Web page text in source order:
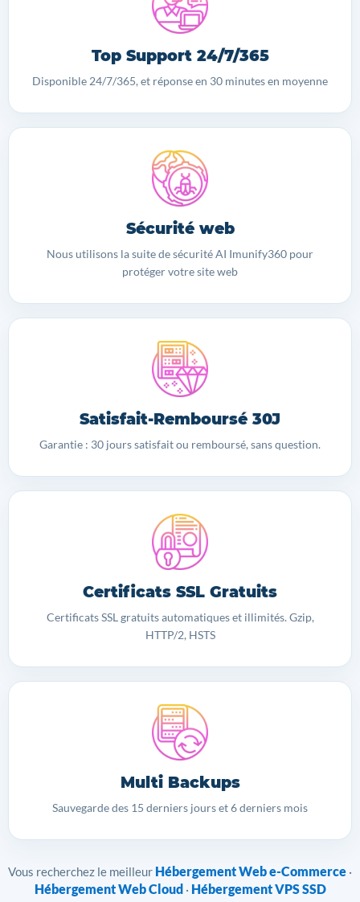
Top Support 24/7/365
Disponible 24/7/365, et réponse en 30 minutes en moyenne
Sécurité web
Nous utilisons la suite de sécurité AI Imunify360 pour
protéger votre site web
Satisfait-Remboursé 30J
Garantie : 30 jours satisfait ou remboursé, sans question.
Certificats SSL Gratuits
Certificats SSL gratuits automatiques et illimités. Gzip,
HTTP/2, HSTS
Multi Backups
Sauvegarde des 15 derniers jours et 6 derniers mois
Vous recherchez le meilleur Hébergement Web e-Commerce ·
Hébergement Web Cloud · Hébergement VPS SSD